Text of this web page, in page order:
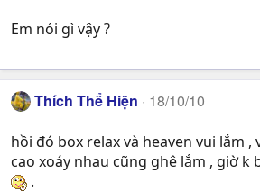
Em nói gì vậy ?
Thích Thể Hiện 18/10/10
hồi đó box relax và heaven vui lắm ,
cao xoáy nhau cũng ghê lắm , giờ k
.